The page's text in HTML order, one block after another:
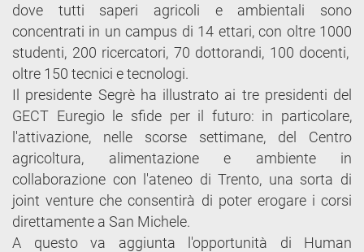
dove tutti saperi agricoli e ambientali sono
concentrati in un campus di 14 ettari, con oltre 1000
studenti, 200 ricercatori, 70 dottorandi, 100 docenti,
oltre 150 tecnici e tecnologi.
Il presidente Segrè ha illustrato ai tre presidenti del
GECT Euregio le sfide per il futuro: in particolare,
l'attivazione, nelle scorse settimane, del Centro
agricoltura, alimentazione e ambiente in
collaborazione con l'ateneo di Trento, una sorta di
joint venture che consentirà di poter erogare i corsi
direttamente a San Michele.
A questo va aggiunta l'opportunità di Human